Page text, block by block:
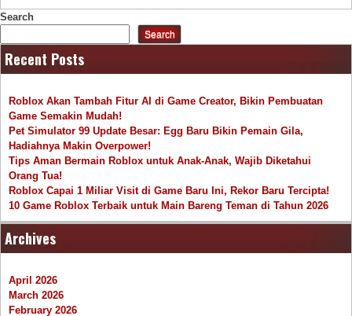
Search
Search
Recent Posts
Roblox Akan Tambah Fitur AI di Game Creator, Bikin Pembuatan
Game Semakin Mudah!
Pet Simulator 99 Update Besar: Egg Baru Bikin Pemain Gila,
Hadiahnya Makin Overpower!
Tips Aman Bermain Roblox untuk Anak-Anak, Wajib Diketahui
Orang Tua!
Roblox Capai 1 Miliar Visit di Game Baru Ini, Rekor Baru Tercipta!
10 Game Roblox Terbaik untuk Main Bareng Teman di Tahun 2026
Archives
April 2026
March 2026
February 2026